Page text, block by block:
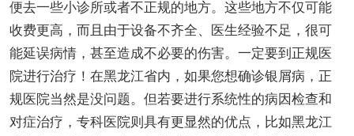
便去一些小诊所或者不正规的地方。这些地方不仅可能
收费更高，而且由于设备不齐全、医生经验不足，很可
能延误病情，甚至造成不必要的伤害。一定要到正规医
院进行治疗！在黑龙江省内，如果您想确诊银屑病，正
规医院当然是没问题。但若要进行系统性的病因检查和
对症治疗，专科医院则具有更显然的优点，比如黑龙江